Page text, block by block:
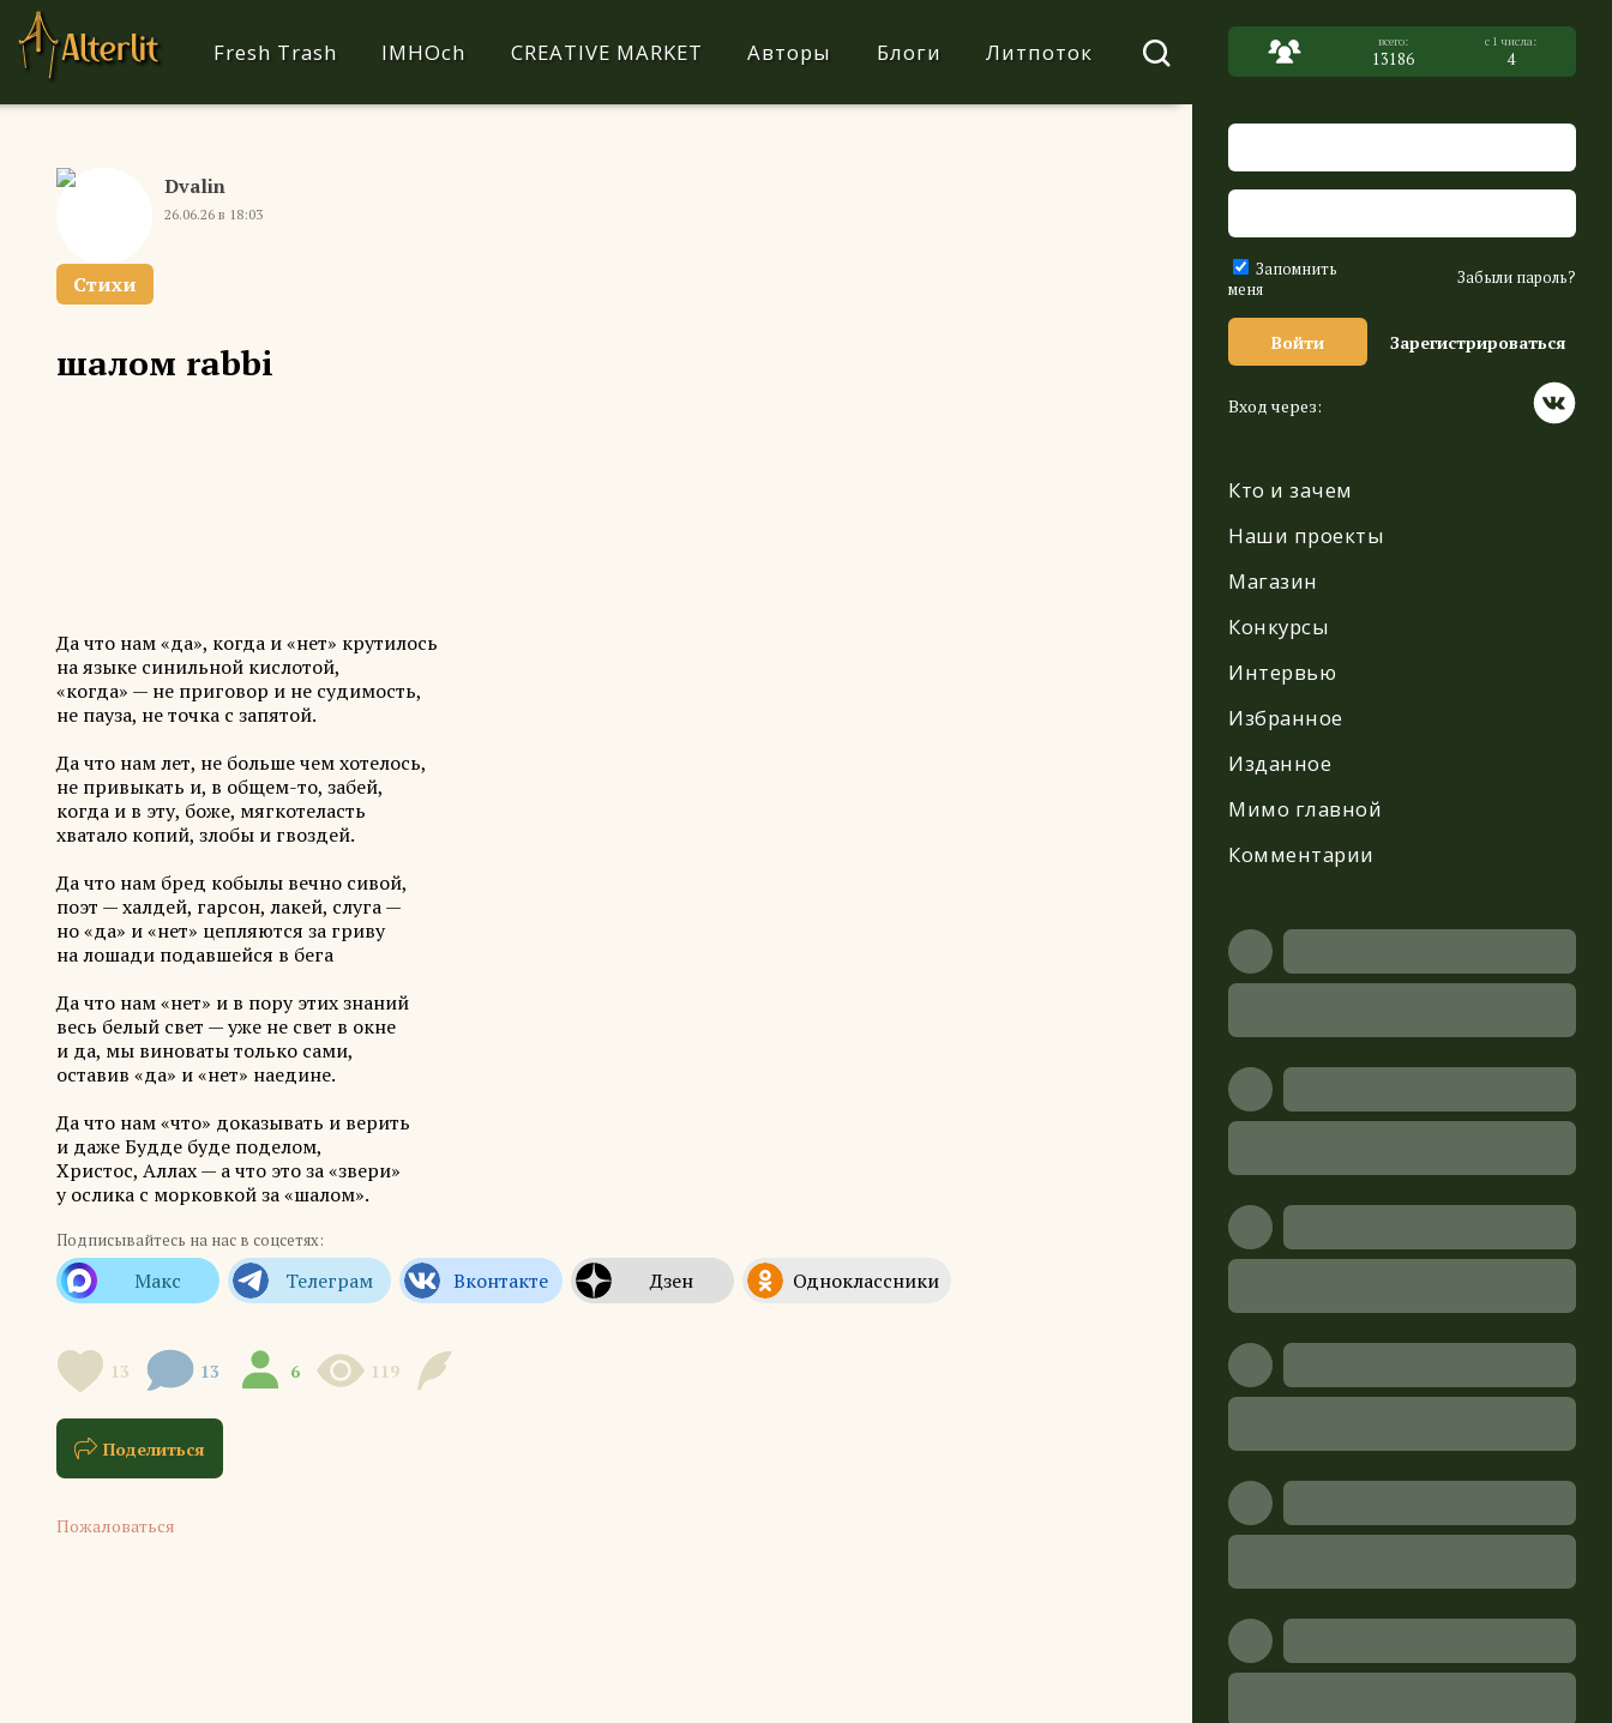
13186 4
Запомнить
меня
Забыли пароль?
Войти Зарегистрироваться
Вход через:
Кто и зачем
Наши проекты
Магазин
Конкурсы
Интервью
Избранное
Изданное
Мимо главной
Комментарии
Fresh Trash IMHOch CREATIVE MARKET Авторы Блоги Литпоток
Dvalin
26.06.26 в 18:03
Стихи
шалом rabbi
Да что нам «да», когда и «нет» крутилось
на языке синильной кислотой,
«когда» — не приговор и не судимость,
не пауза, не точка с запятой.
Да что нам лет, не больше чем хотелось,
не привыкать и, в общем-то, забей,
когда и в эту, боже, мягкотеласть
хватало копий, злобы и гвоздей.
Да что нам бред кобылы вечно сивой,
поэт — халдей, гарсон, лакей, слуга —
но «да» и «нет» цепляются за гриву
на лошади подавшейся в бега
Да что нам «нет» и в пору этих знаний
весь белый свет — уже не свет в окне
и да, мы виноваты только сами,
оставив «да» и «нет» наедине.
Да что нам «что» доказывать и верить
и даже Будде буде поделом,
Христос, Аллах — а что это за «звери»
у ослика с морковкой за «шалом».
Подписывайтесь на нас в соцсетях:
13 13 6 119
Поделиться
Пожаловаться